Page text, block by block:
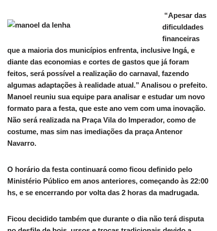
“Apesar das
dificuldades
financeiras
que a maioria dos municípios enfrenta, inclusive Ingá, e
diante das economias e cortes de gastos que já foram
feitos, será possível a realização do carnaval, fazendo
algumas adaptações à realidade atual.” Analisou o prefeito.
Manoel reuniu sua equipe para analisar e estudar um novo
formato para a festa, que este ano vem com uma inovação.
Não será realizada na Praça Vila do Imperador, como de
costume, mas sim nas imediações da praça Antenor
Navarro.
O horário da festa continuará como ficou definido pelo
Ministério Público em anos anteriores, começando às 22:00
hs, e se encerrando por volta das 2 horas da madrugada.
Ficou decidido também que durante o dia não terá disputa